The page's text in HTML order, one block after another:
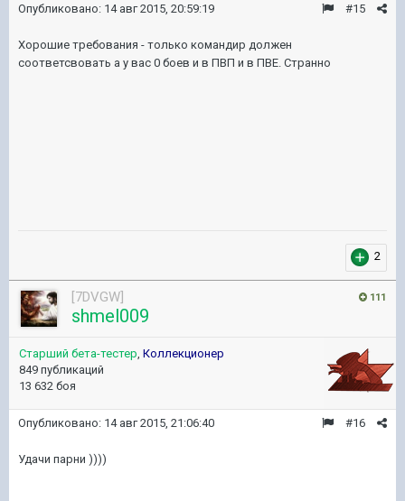
#15
Опубликовано: 14 авг 2015, 20:59:19
Хорошие требования - только командир должен
соответсвовать а у вас 0 боев и в ПВП и в ПВЕ. Странно
2
111
[7DVGW]
shmel009
Старший бета-тестер Коллекционер
849 публикаций
13 632 боя
#16
Опубликовано: 14 авг 2015, 21:06:40
Удачи парни ))))